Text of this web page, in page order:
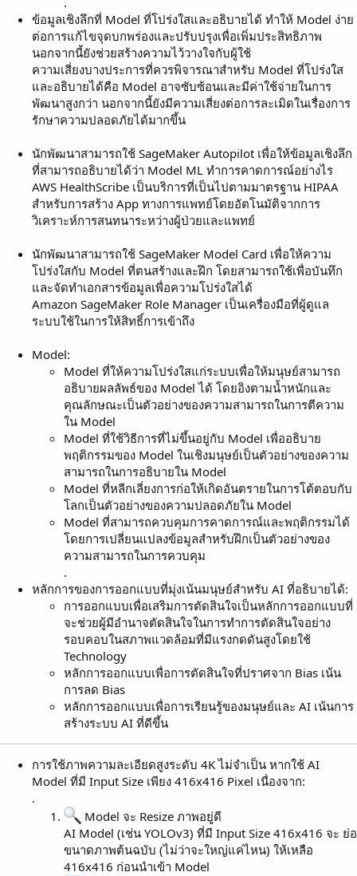
ข้อมูลเชิงลึกที่ Model ที่โปร่งใสและอธิบายได้ ทำให้ Model ง่าย
ต่อการแก้ไขจุดบกพร่องและปรับปรุงเพื่อเพิ่มประสิทธิภาพ
นอกจากนี้ยังช่วยสร้างความไว้วางใจกับผู้ใช้
ความเสี่ยงบางประการที่ควรพิจารณาสำหรับ Model ที่โปร่งใส
และอธิบายได้คือ Model อาจซับซ้อนและมีค่าใช้จ่ายในการ
พัฒนาสูงกว่า นอกจากนี้ยังมีความเสี่ยงต่อการละเมิดในเรื่องการ
รักษาความปลอดภัยได้มากขึ้น
นักพัฒนาสามารถใช้ SageMaker Autopilot เพื่อให้ข้อมูลเชิงลึก
ที่สามารถอธิบายได้ว่า Model ML ทำการคาดการณ์อย่างไร
AWS HealthScribe เป็นบริการที่เป็นไปตามมาตรฐาน HIPAA
สำหรับการสร้าง App ทางการแพทย์โดยอัตโนมัติจากการ
วิเคราะห์การสนทนาระหว่างผู้ป่วยและแพทย์
นักพัฒนาสามารถใช้ SageMaker Model Card เพื่อให้ความ
โปร่งใสกับ Model ที่ตนสร้างและฝึก โดยสามารถใช้เพื่อบันทึก
และจัดทำเอกสารข้อมูลเพื่อความโปร่งใสได้
Amazon SageMaker Role Manager เป็นเครื่องมือที่ผู้ดูแล
ระบบใช้ในการให้สิทธิ์การเข้าถึง
Model:
Model ที่ให้ความโปร่งใสแก่ระบบเพื่อให้มนุษย์สามารถ
อธิบายผลลัพธ์ของ Model ได้ โดยอิงตามน้ำหนักและ
คุณลักษณะเป็นตัวอย่างของความสามารถในการตีความ
ใน Model
Model ที่ใช้วิธีการที่ไม่ขึ้นอยู่กับ Model เพื่ออธิบาย
พฤติกรรมของ Model ในเชิงมนุษย์เป็นตัวอย่างของความ
สามารถในการอธิบายใน Model
Model ที่หลีกเลี่ยงการก่อให้เกิดอันตรายในการโต้ตอบกับ
โลกเป็นตัวอย่างของความปลอดภัยใน Model
Model ที่สามารถควบคุมการคาดการณ์และพฤติกรรมได้
โดยการเปลี่ยนแปลงข้อมูลสำหรับฝึกเป็นตัวอย่างของ
ความสามารถในการควบคุม
.
หลักการของการออกแบบที่มุ่งเน้นมนุษย์สำหรับ AI ที่อธิบายได้:
การออกแบบเพื่อเสริมการตัดสินใจเป็นหลักการออกแบบที่
จะช่วยผู้มีอำนาจตัดสินใจในการทำการตัดสินใจอย่าง
รอบคอบในสภาพแวดล้อมที่มีแรงกดดันสูงโดยใช้
Technology
หลักการออกแบบเพื่อการตัดสินใจที่ปราศจาก Bias เน้น
การลด Bias
หลักการออกแบบเพื่อการเรียนรู้ของมนุษย์และ AI เน้นการ
สร้างระบบ AI ที่ดีขึ้น
การใช้ภาพความละเอียดสูงระดับ 4K ไม่จำเป็น หากใช้ AI
Model ที่มี Input Size เพียง 416x416 Pixel เนื่องจาก:
.
Model จะ Resize ภาพอยู่ดี
AI Model (เช่น YOLOv3) ที่มี Input Size 416x416 จะ ย่อ
ขนาดภาพต้นฉบับ (ไม่ว่าจะใหญ่แค่ไหน) ให้เหลือ
416x416 ก่อนนำเข้า Model